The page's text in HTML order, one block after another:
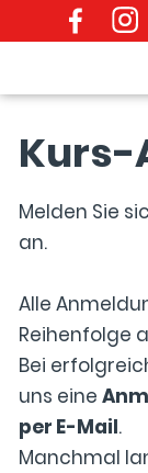
Kurs-
Melden Sie
an.
Alle
Reihenfolge
Bei
uns eine
per E-Mail.
Manchmal